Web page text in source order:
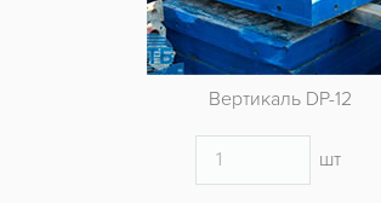
Вертикаль DP-12
шт